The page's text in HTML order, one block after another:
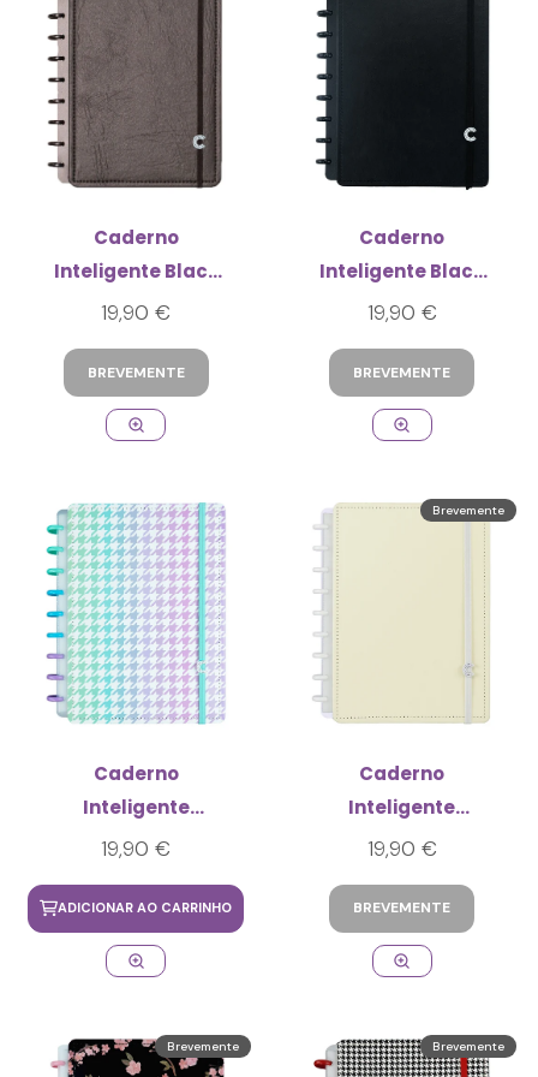
Caderno
Inteligente Black
Ecológico Médio
19,90 €
BREVEMENTE
Caderno
Inteligente Black
Médio
19,90 €
BREVEMENTE
Caderno
Inteligente
Principe de Gales
19,90 €
ADICIONAR AO CARRINHO
Brevemente
Caderno
Inteligente
Amarelo Pastel
19,90 €
BREVEMENTE
Brevemente Brevemente